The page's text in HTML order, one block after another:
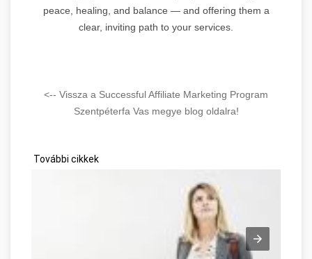
peace, healing, and balance — and offering them a
clear, inviting path to your services.
<-- Vissza a Successful Affiliate Marketing Program
Szentpéterfa Vas megye blog oldalra!
További cikkek